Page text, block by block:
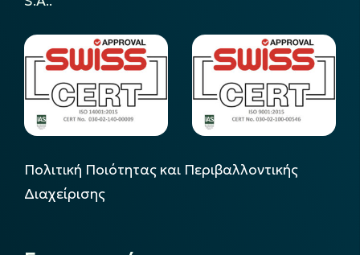
Πολιτική Ποιότητας και Περιβαλλοντικής
Διαχείρισης